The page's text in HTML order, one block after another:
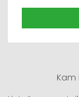
Kam